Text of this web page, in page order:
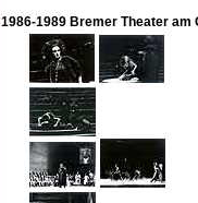
1986-1989 Bremer Theater am